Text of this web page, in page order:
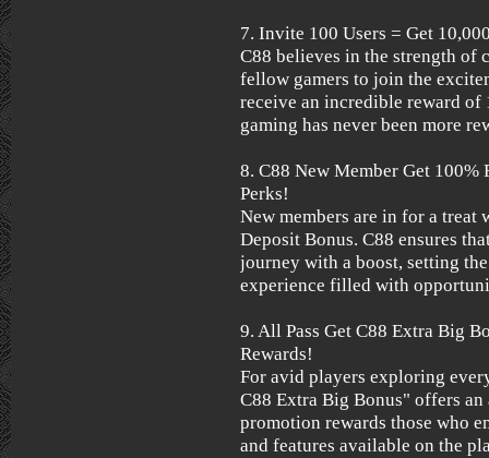
7. Invite 100 Users = Get
C88 believes in the strength of
fellow gamers to join the
receive an incredible reward of
gaming has never been more
8. C88 New Member Get
Perks!
New members are in for a
Deposit Bonus. C88 ensures
journey with a boost, setting
experience filled with
9. All Pass Get C88 Extra Big
Rewards!
For avid players exploring
C88 Extra Big Bonus" offers
promotion rewards those who
and features available on the